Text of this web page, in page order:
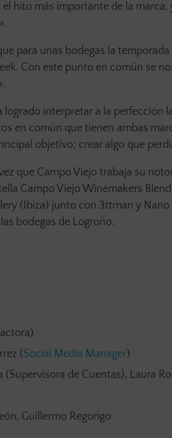
hito más importante de la marca,
para unas bodegas la temporada
Con este punto en común se
logrado interpretar a la perfección
en común que tienen ambas
objetivo; crear algo que
que Campo Viejo trabaja su
Campo Viejo Winemakers
(Ibiza) junto con 3ttman y Nano
bodegas de Logroño.
(Social Media Manager)
de Cuentas), Laura
Guillermo Regorigo